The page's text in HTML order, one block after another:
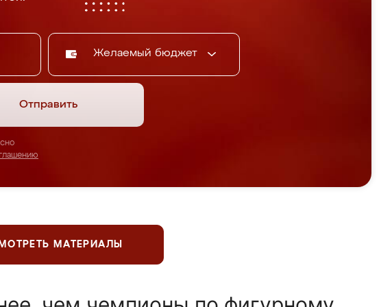
Желаемый бюджет
Отправить
МАТЕРИАЛЫ